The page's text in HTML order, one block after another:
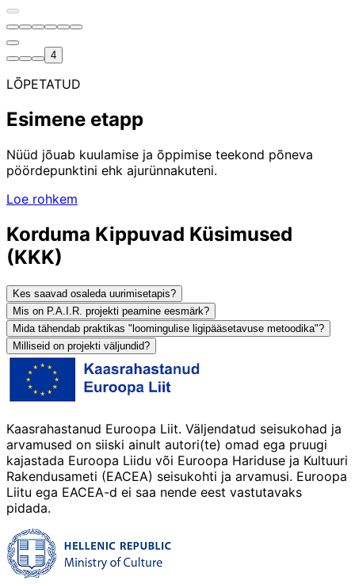
4
LÕPETATUD
Esimene etapp
Nüüd jõuab kuulamise ja õppimise teekond põneva
pöördepunktini ehk ajurünnakuteni.
Loe rohkem
Korduma Kippuvad Küsimused
(KKK)
Kes saavad osaleda uurimisetapis?
Mis on P.A.I.R. projekti peamine eesmärk?
Mida tähendab praktikas "loomingulise ligipääsetavuse metoodika"?
Milliseid on projekti väljundid?
Kaasrahastanud Euroopa Liit. Väljendatud seisukohad ja
arvamused on siiski ainult autori(te) omad ega pruugi
kajastada Euroopa Liidu või Euroopa Hariduse ja Kultuuri
Rakendusameti (EACEA) seisukohti ja arvamusi. Euroopa
Liitu ega EACEA-d ei saa nende eest vastutavaks
pidada.